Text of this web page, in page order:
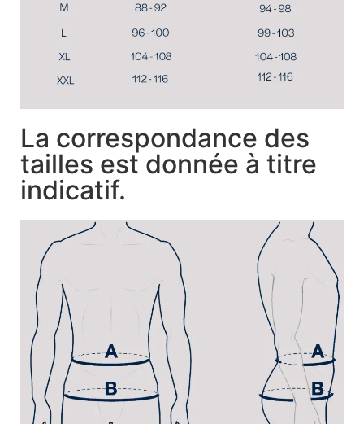
La correspondance des
tailles est donnée à titre
indicatif.